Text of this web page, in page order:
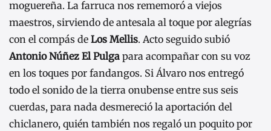
moguereña. La farruca nos rememoró a viejos
maestros, sirviendo de antesala al toque por alegrías
con el compás de Los Mellis. Acto seguido subió
Antonio Núñez El Pulga para acompañar con su voz
en los toques por fandangos. Si Álvaro nos entregó
todo el sonido de la tierra onubense entre sus seis
cuerdas, para nada desmereció la aportación del
chiclanero, quién también nos regaló un poquito por